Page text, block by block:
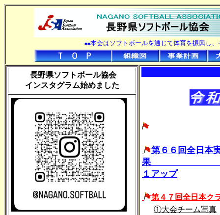
■■本会はソフトボールを通じて体育を振興し
長野県ソフトボール協会
インスタグラム始めました
第６６回全日本
果 （
１アップ
第４７回全日本ク
①大会チーム写真